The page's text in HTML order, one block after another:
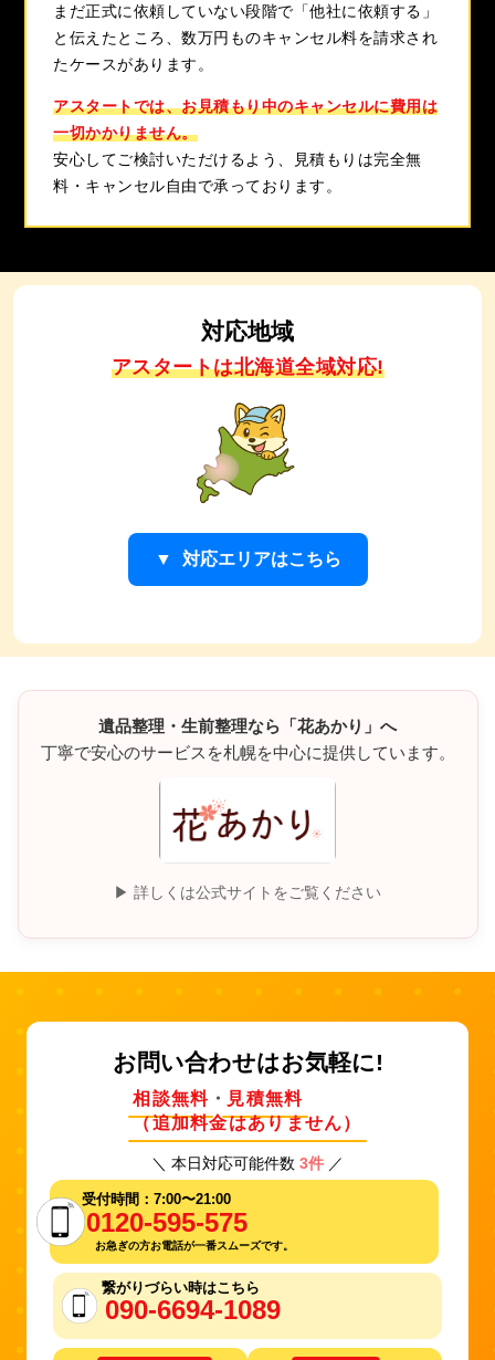
まだ正式に依頼していない段階で「他社に依頼する」
と伝えたところ、数万円ものキャンセル料を請求され
たケースがあります。
アスタートでは、お見積もり中のキャンセルに費用は
一切かかりません。
安心してご検討いただけるよう、見積もりは完全無
料・キャンセル自由で承っております。
対応地域
アスタートは北海道全域対応!
対応エリアはこちら
幌市豊平区・札幌市南区・札幌市西区・札幌市厚別区・札幌
市手稲区・札幌市清田区
滝川市・伊達市・苫小牧市・名寄市・根室市・登別市・函館
市・美唄市・深川市・富良野市・北斗市・三笠市・室蘭市・
別市・留萌市・青森町・赤井川村・厚岸町・厚沢部町・足寄
町・旭町・安平町・池田町・今金町・浦臼町・浦河町・浦幌
町・雨竜町・遠軽町・遠別町・音更町・乙部町・帯広町・上
砂川町・上士幌町・上ノ国町・上川町・神恵内村・木古内
町・喜茂別町・京極町・清里町・倶知安町・栗山町・黒松内
町・剣淵町・小清水町・更別村・様似町・猿払村・鹿追町・
都町・壮瞥町・大樹町・鷹栖町・滝上町・滝川町・秩父別
木町・西興部村・仁宇布村・沼田町・根室町・登別町・幌加
町・比布町・平取町・広尾町・深川町・福島町・福島町・古
平町・別海町・本別町・幕別町・増毛町・松前町・真狩村・
町・夕張町・湧別町・由仁町・余市町・蘭越町・利尻町・利
尻富士町・礼文町・留寿都村・留萌町・和寒町・和寒町
遺品整理・生前整理なら「花あかり」へ
丁寧で安心のサービスを札幌を中心に提供しています。
▶︎ 詳しくは公式サイトをご覧ください
お問い合わせはお気軽に!
相談無料 ・ 見積無料
（追加料金はありません）
＼ 本日対応可能件数 3件 ／
受付時間：7:00〜21:00
0120-595-575
お急ぎの方お電話が一番スムーズです。
繋がりづらい時はこちら
090-6694-1089